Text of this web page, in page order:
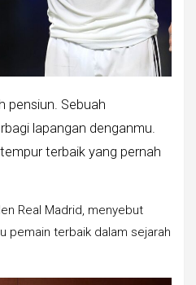
pensiun. Sebuah
lapangan denganmu.
terbaik yang pernah
Real Madrid, menyebut
pemain terbaik dalam sejarah